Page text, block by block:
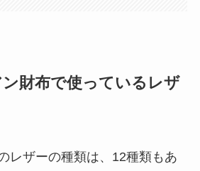
財布で使っているレザ
レザーの種類は、12種類もあ